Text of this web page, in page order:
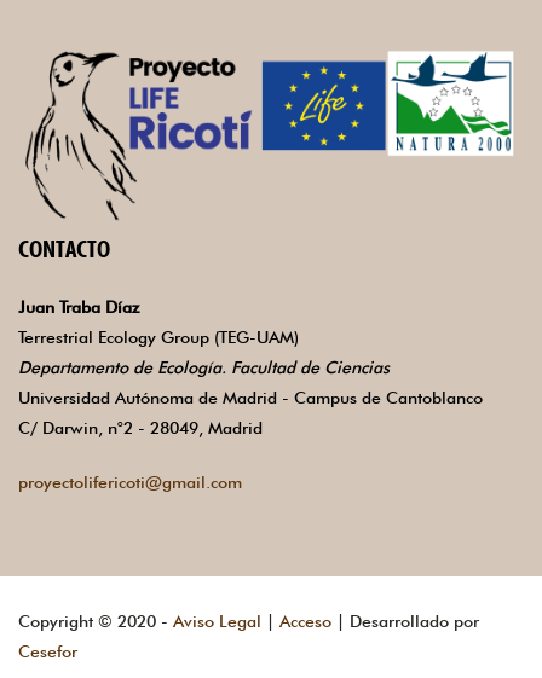
CONTACTO
Juan Traba Díaz
Terrestrial Ecology Group (TEG-UAM)
Departamento de Ecología. Facultad de Ciencias
Universidad Autónoma de Madrid - Campus de Cantoblanco
C/ Darwin, n°2 - 28049, Madrid
proyectolifericoti@gmail.com
Copyright © 2020 - Aviso Legal Acceso | Desarrollado por
Cesefor